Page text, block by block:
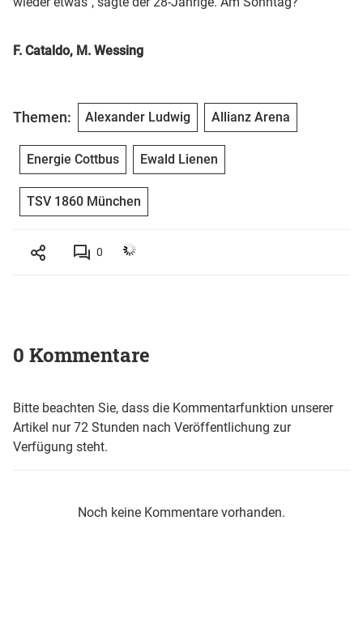
F. Cataldo, M. Wessing
Themen: Alexander Ludwig Allianz Arena
Energie Cottbus Ewald Lienen
TSV 1860 München
0
0 Kommentare
Bitte beachten Sie, dass die Kommentarfunktion unserer
Artikel nur 72 Stunden nach Veröffentlichung zur
Verfügung steht.
Noch keine Kommentare vorhanden.